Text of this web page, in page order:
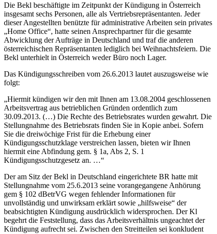
Die Bekl beschäftigte im Zeitpunkt der Kündigung in Österreich
insgesamt sechs Personen, alle als Vertriebsrepräsentanten. Jeder
dieser Angestellten benützte für administrative Arbeiten sein privates
„Home Office“, hatte seinen Ansprechpartner für die gesamte
Abwicklung der Aufträge in Deutschland und traf die anderen
österreichischen Repräsentanten lediglich bei Weihnachtsfeiern. Die
Bekl unterhielt in Österreich weder Büro noch Lager.
Das Kündigungsschreiben vom 26.6.2013 lautet auszugsweise wie
folgt:
„Hiermit kündigen wir den mit Ihnen am 13.08.2004 geschlossenen
Arbeitsvertrag aus betrieblichen Gründen ordentlich zum
30.09.2013. (…) Die Rechte des Betriebsrates wurden gewahrt. Die
Stellungnahme des Betriebsrats finden Sie in Kopie anbei. Sofern
Sie die dreiwöchige Frist für die Erhebung einer
Kündigungsschutzklage verstreichen lassen, bieten wir Ihnen
hiermit eine Abfindung gem. § 1a, Abs 2, S. 1
Kündigungsschutzgesetz an. …“
Der am Sitz der Bekl in Deutschland eingerichtete BR hatte mit
Stellungnahme vom 25.6.2013 seine vorangegangene Anhörung
gem § 102 dBetrVG wegen fehlender Informationen für
unvollständig und unwirksam erklärt sowie „hilfsweise“ der
beabsichtigten Kündigung ausdrücklich widersprochen. Der Kl
begehrt die Feststellung, dass das Arbeitsverhältnis ungeachtet der
Kündigung aufrecht sei. Zwischen den Streitteilen sei konkludent